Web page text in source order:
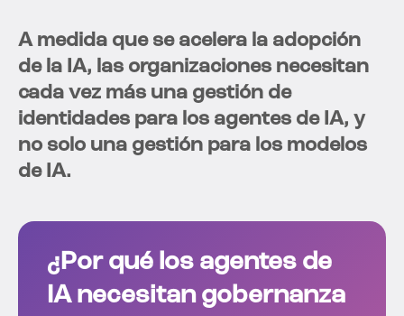
A medida que se acelera la adopción
de la IA, las organizaciones necesitan
cada vez más una gestión de
identidades para los agentes de IA, y
no solo una gestión para los modelos
de IA.
¿Por qué los agentes de
IA necesitan gobernanza